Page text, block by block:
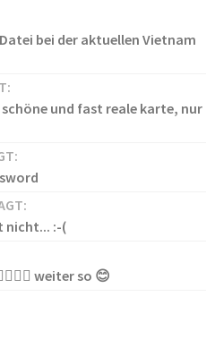
bei der aktuellen Vietnam
und fast reale karte, nur
nicht... :-(
weiter so 😊